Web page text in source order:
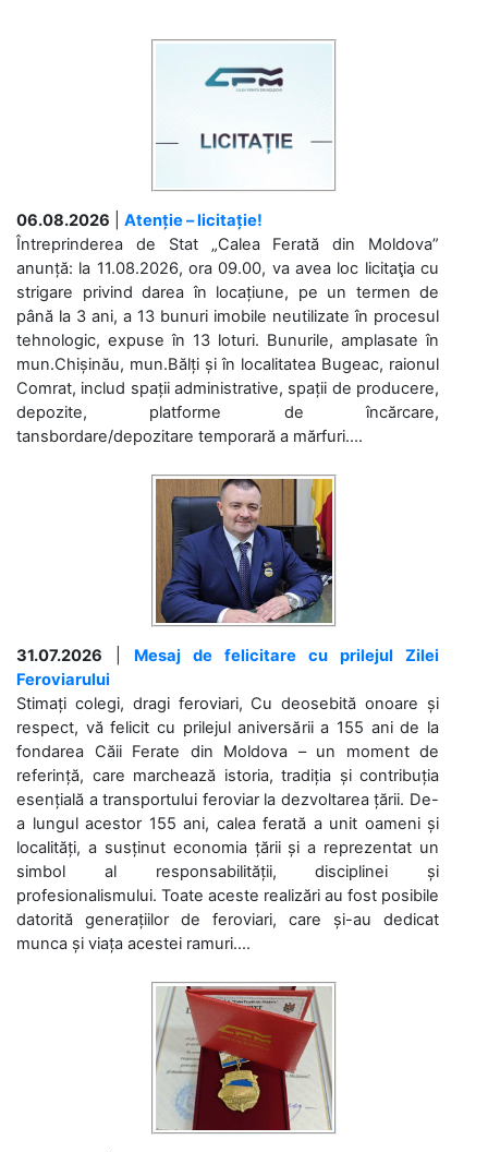
06.08.2026
Atenție – licitație!
Întreprinderea de Stat „Calea Ferată din Moldova”
anunță: la 11.08.2026, ora 09.00, va avea loc licitaţia cu
strigare privind darea în locațiune, pe un termen de
până la 3 ani, a 13 bunuri imobile neutilizate în procesul
tehnologic, expuse în 13 loturi. Bunurile, amplasate în
mun.Chișinău, mun.Bălți și în localitatea Bugeac, raionul
Comrat, includ spații administrative, spații de producere,
depozite, platforme de încărcare,
tansbordare/depozitare temporară a mărfuri....
31.07.2026
Mesaj de felicitare cu prilejul Zilei
Feroviarului
Stimați colegi, dragi feroviari, Cu deosebită onoare și
respect, vă felicit cu prilejul aniversării a 155 ani de la
fondarea Căii Ferate din Moldova – un moment de
referință, care marchează istoria, tradiția și contribuția
esențială a transportului feroviar la dezvoltarea țării. De-
a lungul acestor 155 ani, calea ferată a unit oameni și
localități, a susținut economia țării și a reprezentat un
simbol al responsabilității, disciplinei și
profesionalismului. Toate aceste realizări au fost posibile
datorită generațiilor de feroviari, care și-au dedicat
munca și viața acestei ramuri....